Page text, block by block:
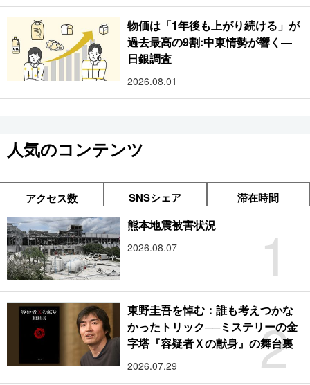
物価は「1年後も上がり続ける」が
過去最高の9割:中東情勢が響く―
日銀調査
2026.08.01
人気のコンテンツ
アクセス数 SNSシェア 滞在時間
1
熊本地震被害状況
2026.08.07
2
東野圭吾を悼む：誰も考えつかな
かったトリック──ミステリーの金
字塔『容疑者Ｘの献身』の舞台裏
2026.07.29